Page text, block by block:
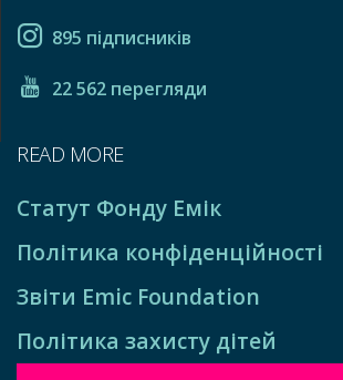
895 підписників
22 562 перегляди
READ MORE
Статут Фонду Емік
Політика конфіденційності
Звіти Emic Foundation
Політика захисту дітей